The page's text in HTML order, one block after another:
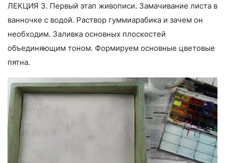
ЛЕКЦИЯ 3. Первый этап живописи. Замачивание листа в
ванночке с водой. Раствор гуммиарабика и зачем он
необходим. Заливка основных плоскостей
объединяющим тоном. Формируем основные цветовые
пятна.